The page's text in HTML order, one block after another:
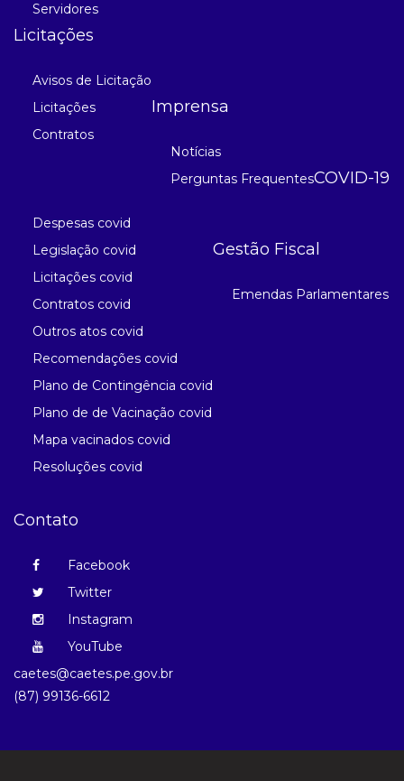
Servidores
Licitações
Avisos de Licitação
Licitações
Contratos
Imprensa
Notícias
Perguntas FrequentesCOVID-19
Despesas covid
Legislação covid
Licitações covid
Contratos covid
Outros atos covid
Recomendações covid
Plano de Contingência covid
Plano de de Vacinação covid
Mapa vacinados covid
Resoluções covid
Gestão Fiscal
Emendas Parlamentares
Contato
Facebook
Twitter
Instagram
YouTube
caetes@caetes.pe.gov.br
(87) 99136-6612